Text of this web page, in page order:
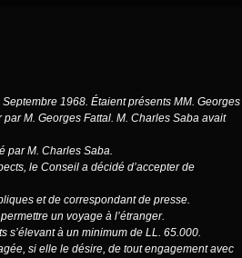
1968. Étaient présents MM. Georges
M. Georges Fattal. M. Charles Saba avait
par M. Charles Saba.
le Conseil a décidé d’accepter de
et de correspondant de presse.
un voyage à l’étranger.
s’élevant à un minimum de LL. 65.000.
si elle le désire, de tout engagement avec